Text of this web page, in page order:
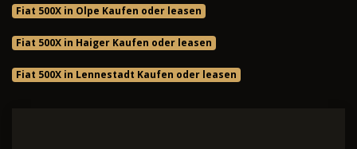
Fiat 500X in Olpe Kaufen oder leasen
Fiat 500X in Haiger Kaufen oder leasen
Fiat 500X in Lennestadt Kaufen oder leasen